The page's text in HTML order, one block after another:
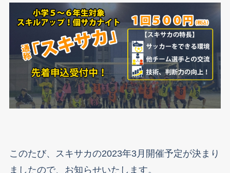
このたび、スキサカの2023年3月開催予定が決まり
ましたので、お知らせいたします。